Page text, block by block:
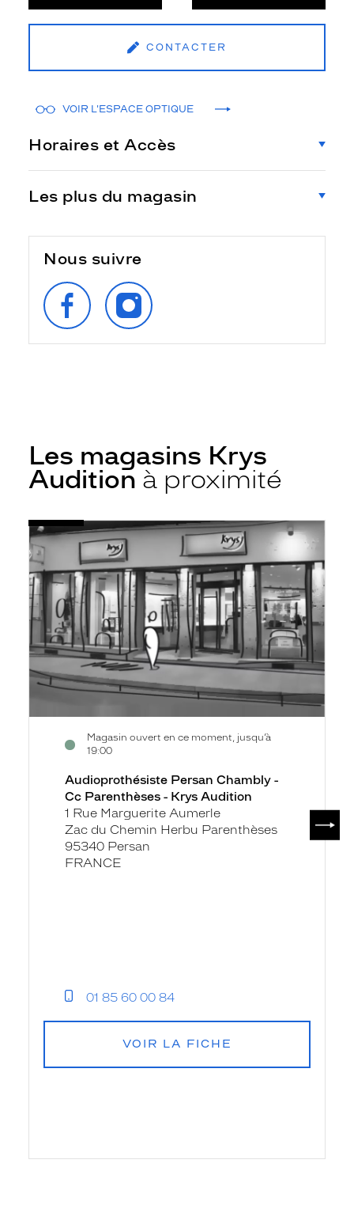
CONTACTER
VOIR L'ESPACE OPTIQUE
Horaires et Accès
Les plus du magasin
Nous suivre
SUIVEZ‑NOUS
SUR
FACEBOOK
SUIVEZ‑NOUS
SUR
INSTAGRAM
Les magasins Krys
Audition à proximité
Audioprothésiste
Persan
Chambly
-
Cc
Parenthèses
-
Krys
Audition
Magasin ouvert en ce moment, jusqu’à
19:00
Voir
la
fiche
Audioprothésiste Persan Chambly -
Cc Parenthèses - Krys Audition
1 Rue Marguerite Aumerle
Zac du Chemin Herbu Parenthèses
95340 Persan
FRANCE
01 85 60 00 84
VOIR LA FICHE